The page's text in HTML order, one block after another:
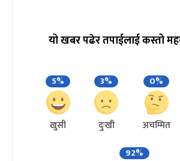
यो खबर पढेर तपाईलाई कस्तो
5%
खुसी
3%
दुःखी
0%
अचम्मित
92%